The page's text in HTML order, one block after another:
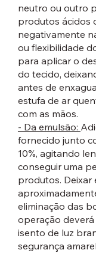
neutro ou outro
produtos ácidos
negativamente
ou flexibilidade
para aplicar o
do tecido,
antes de
estufa de ar
com as mãos.
- Da emulsão:
fornecido junto
10%, agitando
conseguir uma
produtos.
eliminação das
operação
isento de luz
segurança